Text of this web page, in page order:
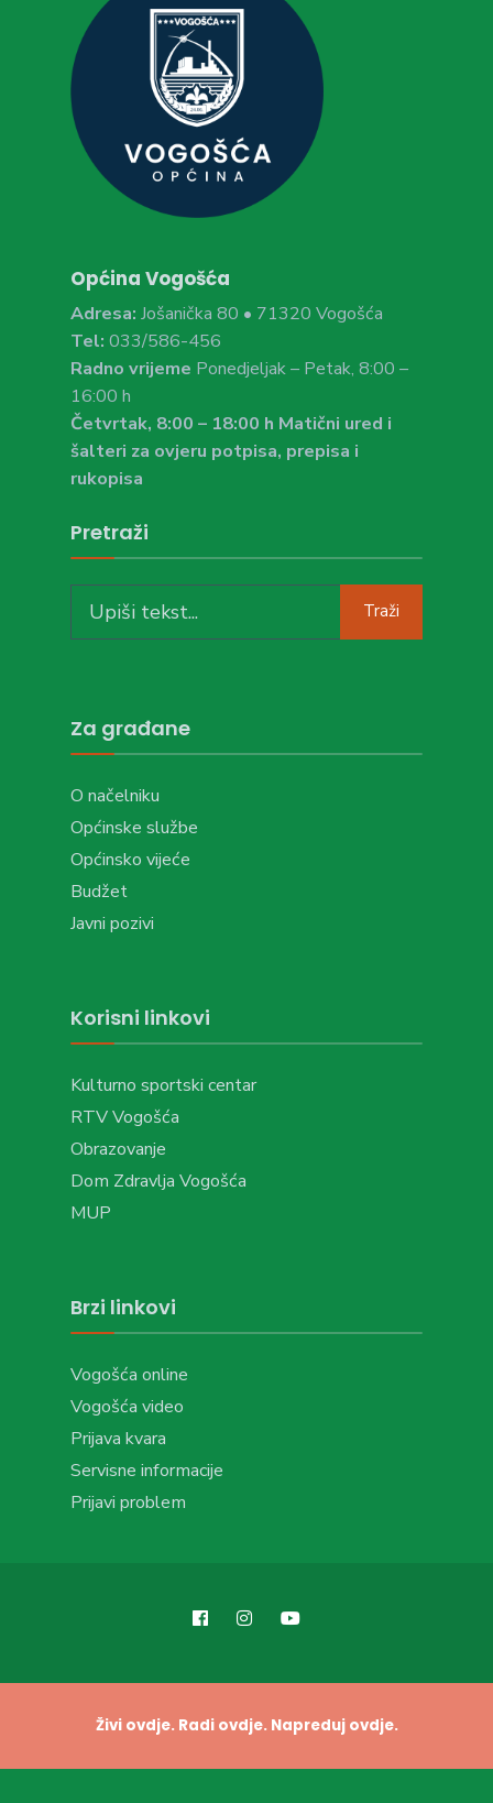
Općina Vogošća
Adresa: Jošanička 80 • 71320 Vogošća
Tel: 033/586-456
Radno vrijeme Ponedjeljak – Petak, 8:00 –
16:00 h
Četvrtak, 8:00 – 18:00 h Matični ured i
šalteri za ovjeru potpisa, prepisa i
rukopisa
Pretraži
for:
Traži
Za građane
O načelniku
Općinske službe
Općinsko vijeće
Budžet
Javni pozivi
Korisni linkovi
Kulturno sportski centar
RTV Vogošća
Obrazovanje
Dom Zdravlja Vogošća
MUP
Brzi linkovi
Vogošća online
Vogošća video
Prijava kvara
Servisne informacije
Prijavi problem
Živi ovdje. Radi ovdje. Napreduj ovdje.